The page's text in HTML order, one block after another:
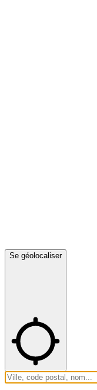
Se géolocaliser